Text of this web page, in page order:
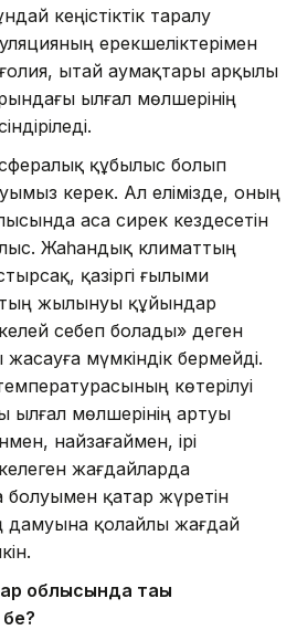
кеңістіктік таралу
ерекшеліктерімен
Қытай аумақтары арқылы
ылғал мөлшерінің
құбылыс болып
керек. Ал елімізде, оның
аса сирек кездесетін
Жаһандық климаттың
қазіргі ғылыми
жылынуы құйындар
себеп болады» деген
мүмкіндік бермейді.
көтерілуі
ылғал мөлшерінің артуы
найзағаймен, ірі
жағдайларда
қатар жүретін
дамуына қолайлы жағдай
облысында тағы